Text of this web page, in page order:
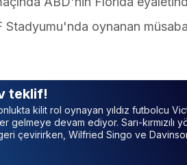
oynanan
teklif!
kilit rol oynayan yıldız futbolcu
devam ediyor. Sarı-kırmızılı
çevirirken, Wilfried Singo ve